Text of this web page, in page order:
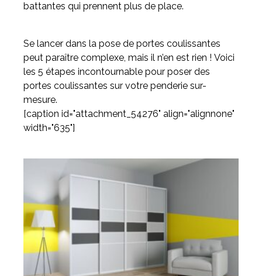
battantes qui prennent plus de place.
Se lancer dans la pose de portes coulissantes
peut paraître complexe, mais il n’en est rien ! Voici
les 5 étapes incontournable pour poser des
portes coulissantes sur votre penderie sur-
mesure.
[caption id="attachment_54276" align="alignnone"
width="635"]